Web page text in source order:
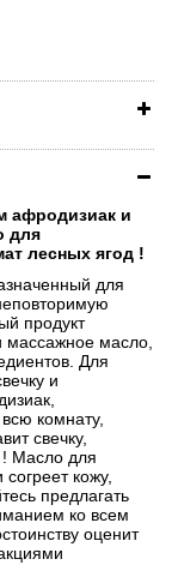
афродизиак и
для
лесных ягод !
для
продукт
массажное масло,
Для
и
комнату,
свечку,
! Масло для
кожу,
предлагать
ко всем
оценит